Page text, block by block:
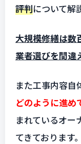
評判について解
大規模修繕は数
業者選びを間違
また工事内容自
どのように進め
まれているオー
てきております。